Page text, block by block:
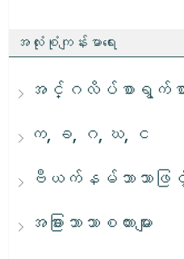
အလုံးစုံကျန်းမာရေး
အင်္ဂလိပ်စာရွက်စာတ
က, ခ, ဂ, ဃ, င
ဗီယက်နမ်ဘာသာဖြင့်
အခြားဘာသာစကားများ